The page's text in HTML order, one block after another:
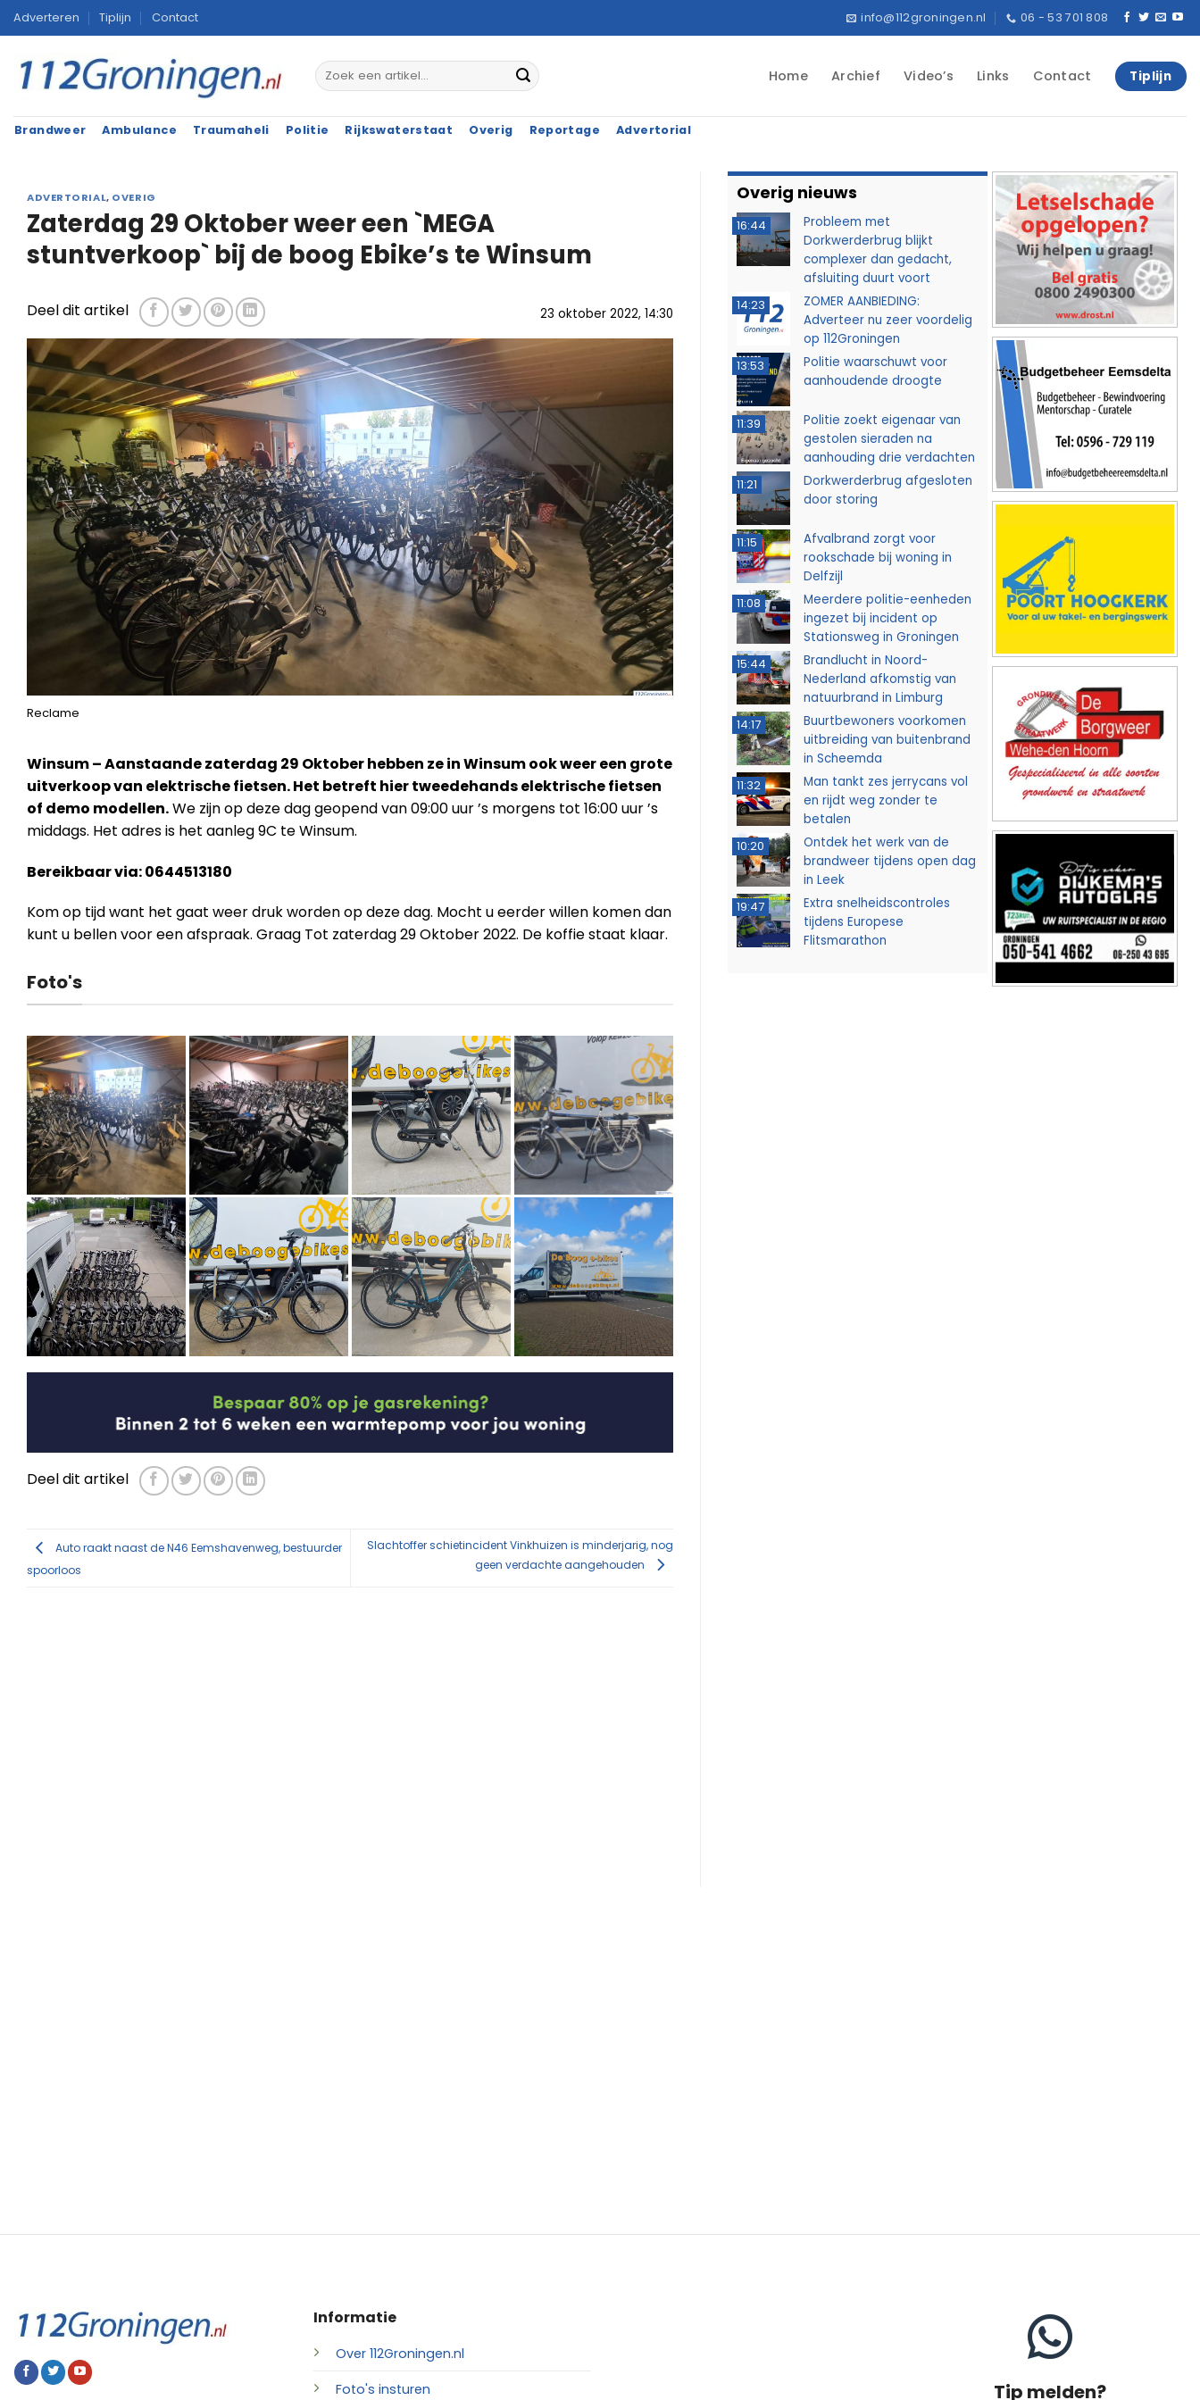
Ga
naar
inhoud
Adverteren Tiplijn Contact info@112groningen.nl 06 - 53 701 808
Home Archief Video’s Links Contact Tiplijn
Brandweer Ambulance Traumaheli Politie Rijkswaterstaat Overig Reportage Advertorial
ADVERTORIAL, OVERIG
Zaterdag 29 Oktober weer een `MEGA
stuntverkoop` bij de boog Ebike’s te Winsum
23 oktober 2022, 14:30
Deel dit artikel
Reclame
Winsum – Aanstaande zaterdag 29 Oktober hebben ze in Winsum ook weer een grote
uitverkoop van elektrische fietsen. Het betreft hier tweedehands elektrische fietsen
of demo modellen.We zijn op deze dag geopend van 09:00 uur ’s morgens tot 16:00 uur ’s
middags. Het adres is het aanleg 9C te Winsum.
Bereikbaar via: 0644513180
Kom op tijd want het gaat weer druk worden op deze dag. Mocht u eerder willen komen dan
kunt u bellen voor een afspraak. Graag Tot zaterdag 29 Oktober 2022. De koffie staat klaar.
Foto's
Deel dit artikel
Auto raakt naast de N46 Eemshavenweg, bestuurder
spoorloos
Slachtoffer schietincident Vinkhuizen is minderjarig, nog
geen verdachte aangehouden
Overig nieuws
16:44
Probleem met
Dorkwerderbrug blijkt
complexer dan gedacht,
afsluiting duurt voort
14:23
ZOMER AANBIEDING:
Adverteer nu zeer voordelig
op 112Groningen
13:53
Politie waarschuwt voor
aanhoudende droogte
11:39
Politie zoekt eigenaar van
gestolen sieraden na
aanhouding drie verdachten
11:21
Dorkwerderbrug afgesloten
door storing
11:15
Afvalbrand zorgt voor
rookschade bij woning in
Delfzijl
11:08
Meerdere politie-eenheden
ingezet bij incident op
Stationsweg in Groningen
15:44
Brandlucht in Noord-
Nederland afkomstig van
natuurbrand in Limburg
14:17
Buurtbewoners voorkomen
uitbreiding van buitenbrand
in Scheemda
11:32
Man tankt zes jerrycans vol
en rijdt weg zonder te
betalen
10:20
Ontdek het werk van de
brandweer tijdens open dag
in Leek
19:47
Extra snelheidscontroles
tijdens Europese
Flitsmarathon
Informatie
Over 112Groningen.nl
Foto's insturen
Tip melden?